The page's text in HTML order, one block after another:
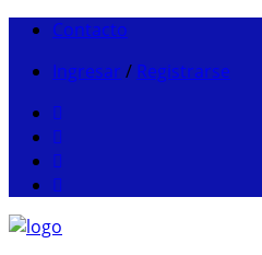
Contacto
Ingresar / Registrarse